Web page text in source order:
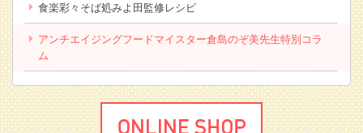
食楽彩々そば処みよ田監修レシピ
アンチエイジングフードマイスター倉島のぞ美先生特別コラ
ム